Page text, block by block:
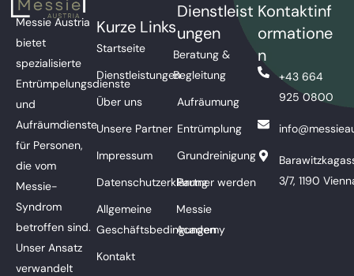
Messie Austria
bietet
spezialisierte
Entrümpelungsdienste
und
Aufräumdienste
für Personen,
die vom
Messie-
Syndrom
betroffen sind.
Unser Ansatz
verwandelt
Kurze Links
Startseite
Dienstleistungen
Über uns
Unsere Partner
Impressum
Datenschutzerklärung
Allgemeine
Geschäftsbedingungen
Kontakt
Dienstleist
ungen
Beratung &
Begleitung
Aufräumung
Entrümplung
Grundreinigung
Partner werden
Messie
Academy
Kontaktinf
ormatione
n
+43 664
925 0800
3/7, 1190